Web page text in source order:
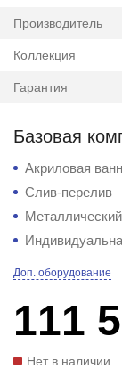
Производитель
Коллекция
Гарантия
Базовая
Акриловая
Слив-перелив
Доп. оборудование
111
Нет в наличии